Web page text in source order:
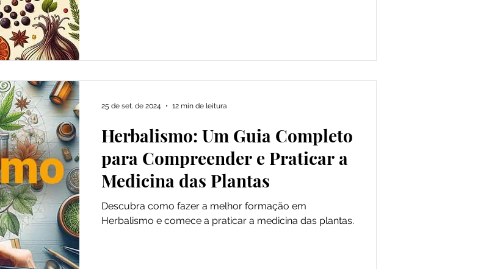
Herbalismo: Um Guia Completo
para Compreender e Praticar a
Medicina das Plantas
Descubra como fazer a melhor formação em
Herbalismo e comece a praticar a medicina das plantas.
25 de set. de 2024 12 min de leitura